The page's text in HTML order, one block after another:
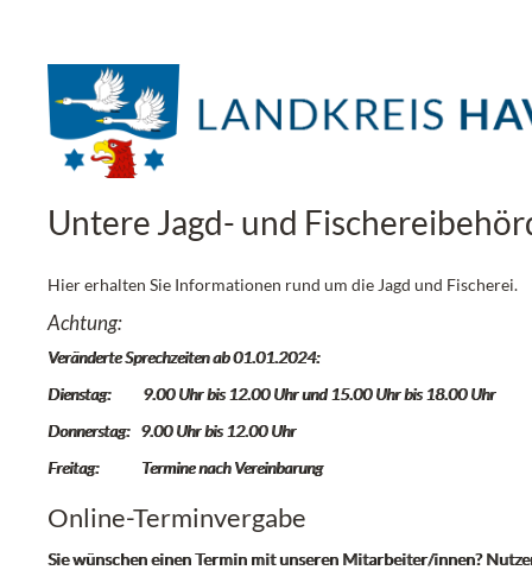
Untere Jagd- und
Hier erhalten Sie Informationen rund um die Jagd und Fischerei.
Achtung:
Veränderte Sprechzeiten ab 01.01.2024:
Dienstag: 9.00 Uhr bis 12.00 Uhr und 15.00 Uhr bis 18.00 Uhr
Donnerstag: 9.00 Uhr bis 12.00 Uhr
Freitag: Termine nach Vereinbarung
Online-Terminvergabe
Sie wünschen einen Termin mit unseren Mitarbeiter/innen?